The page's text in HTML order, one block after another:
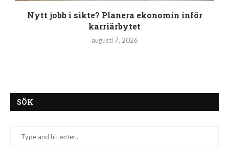
Nytt jobb i sikte? Planera ekonomin inför
karriärbytet
augusti 7, 2026
SÖK